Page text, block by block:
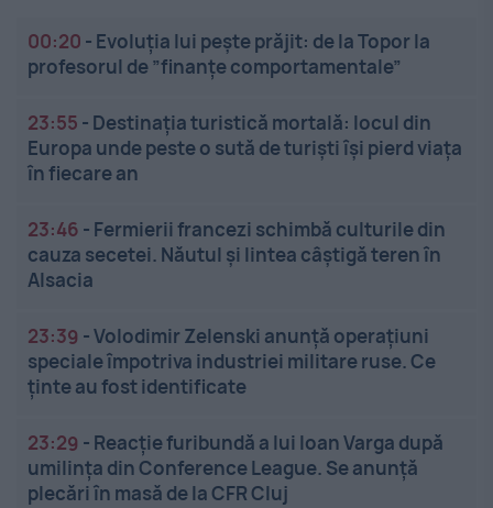
00:20 - Evoluția lui pește prăjit: de la Topor la
profesorul de ”finanțe comportamentale”
23:55 - Destinația turistică mortală: locul din
Europa unde peste o sută de turiști își pierd viața
în fiecare an
23:46 - Fermierii francezi schimbă culturile din
cauza secetei. Năutul și lintea câștigă teren în
Alsacia
23:39 -Volodimir Zelenski anunță operațiuni
speciale împotriva industriei militare ruse. Ce
ținte au fost identificate
23:29 - Reacție furibundă a lui Ioan Varga după
umilința din Conference League. Se anunță
plecări în masă de la CFR Cluj